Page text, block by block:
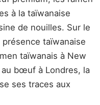
à la taïwanaise
de nouilles. Sur le
taïwanaise
taïwanais à New
bœuf à Londres, la
ses traces aux